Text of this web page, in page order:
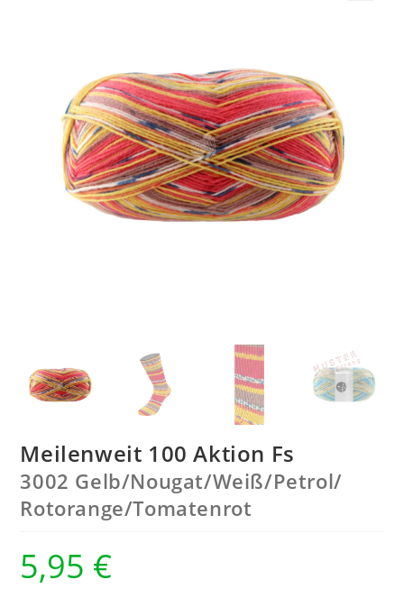
Meilenweit 100 Aktion Fs
3002 Gelb/Nougat/Weiß/Petrol/
Rotorange/Tomatenrot
5,95 €